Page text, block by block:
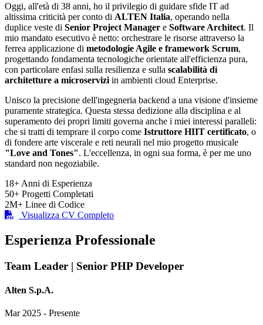
Oggi, all'età di 38 anni, ho il privilegio di guidare sfide IT ad
altissima criticità per conto di ALTEN Italia, operando nella
duplice veste di Senior Project Manager e Software Architect. Il
mio mandato esecutivo è netto: orchestrare le risorse attraverso la
ferrea applicazione di metodologie Agile e framework Scrum,
progettando fondamenta tecnologiche orientate all'efficienza pura,
con particolare enfasi sulla resilienza e sulla scalabilità di
architetture a microservizi in ambienti cloud Enterprise.
Unisco la precisione dell'ingegneria backend a una visione d'insieme
puramente strategica. Questa stessa dedizione alla disciplina e al
superamento dei propri limiti governa anche i miei interessi paralleli:
che si tratti di temprare il corpo come Istruttore HIIT certificato, o
di fondere arte viscerale e reti neurali nel mio progetto musicale
"Love and Tones". L'eccellenza, in ogni sua forma, è per me uno
standard non negoziabile.
18+ Anni di Esperienza
50+ Progetti Completati
2M+ Linee di Codice
Visualizza CV Completo
Esperienza Professionale
Team Leader | Senior PHP Developer
Alten S.p.A.
Mar 2025 - Presente